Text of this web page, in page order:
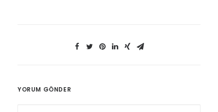
YORUM GÖNDER